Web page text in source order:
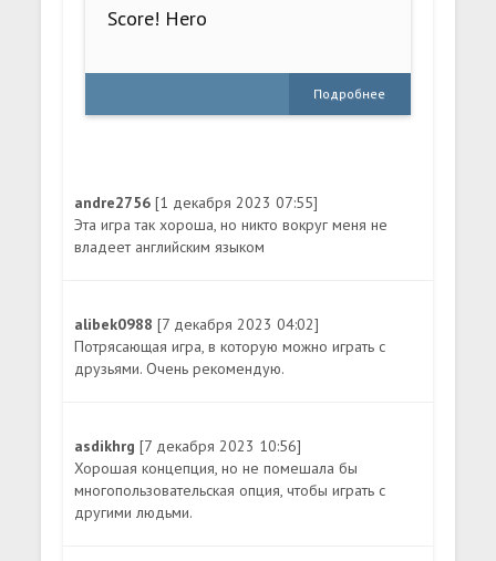
Score! Hero
Подробнее
andre2756[1 декабря 2023 07:55]
Эта игра так хороша, но никто вокруг меня не
владеет английским языком
alibek0988[7 декабря 2023 04:02]
Потрясающая игра, в которую можно играть с
друзьями. Очень рекомендую.
asdikhrg[7 декабря 2023 10:56]
Хорошая концепция, но не помешала бы
многопользовательская опция, чтобы играть с
другими людьми.